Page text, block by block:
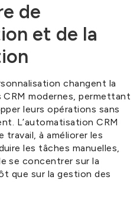
de
et de la
changent la
modernes, permettant
leurs opérations sans
L’automatisation CRM
travail, à améliorer les
les tâches manuelles,
se concentrer sur la
que sur la gestion des